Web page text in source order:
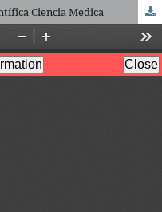
Ciencia Medica